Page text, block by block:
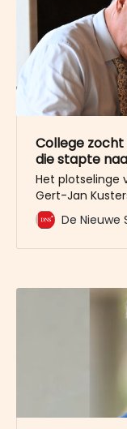
College zocht
die stapte
Het plotselinge
Gert-Jan
gepoogd is om
van hem te
en wethouders
De Nieuwe